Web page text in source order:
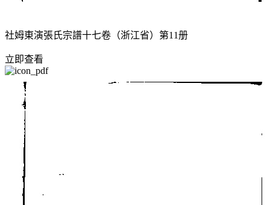
社姆東演張氏宗譜十七卷（浙江省）第11册
立即查看